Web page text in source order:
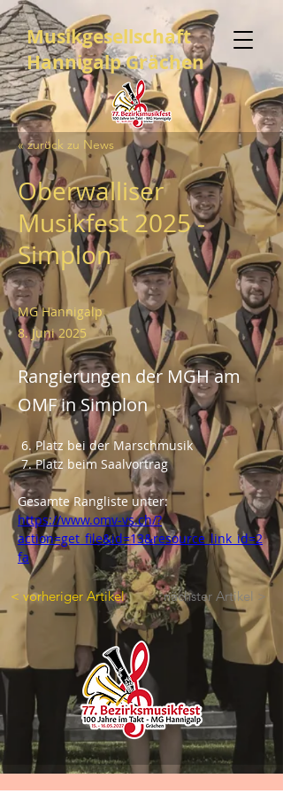
Musikgesellschaft
Hannigalp Grächen
« zurück zu News
Oberwalliser
Musikfest 2025 -
Simplon
MG Hannigalp
8. Juni 2025
Rangierungen der MGH am
OMF in Simplon
6. Platz bei der Marschmusik
7. Platz beim Saalvortrag
Gesamte Rangliste unter:
https://www.omv-vs.ch/?
action=get_file&id=13&resource_link_id=2
fa
< vorheriger Artikel nächster Artikel >